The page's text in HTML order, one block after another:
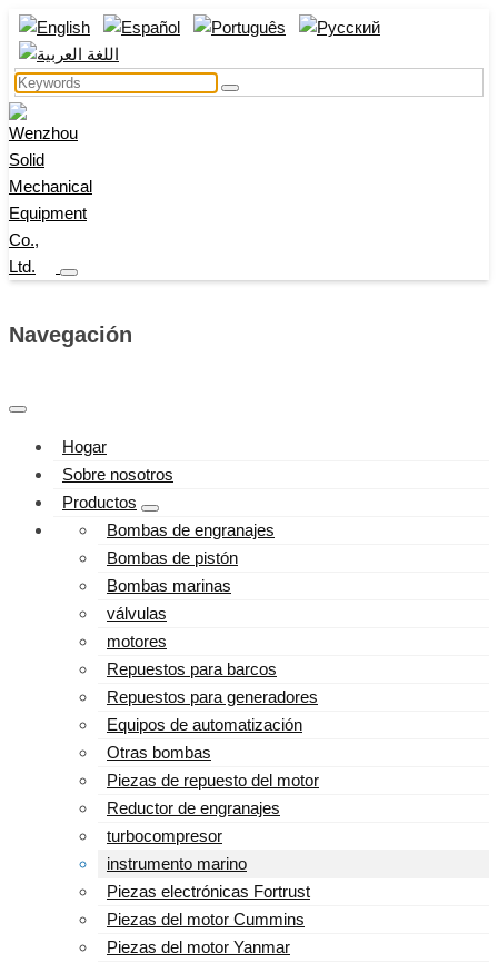
Navegación
Hogar
Sobre nosotros
Productos
Bombas de engranajes
Bombas de pistón
Bombas marinas
válvulas
motores
Repuestos para barcos
Repuestos para generadores
Equipos de automatización
Otras bombas
Piezas de repuesto del motor
Reductor de engranajes
turbocompresor
instrumento marino
Piezas electrónicas Fortrust
Piezas del motor Cummins
Piezas del motor Yanmar